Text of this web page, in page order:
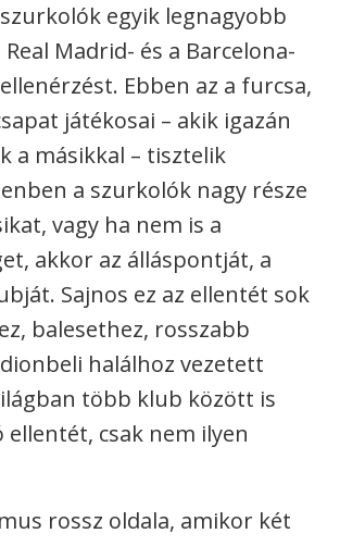
egyik legnagyobb
Madrid- és a Barcelona-
Ebben az a furcsa,
játékosai – akik igazán
a másikkal – tisztelik
a szurkolók nagy része
vagy ha nem is a
akkor az álláspontját, a
Sajnos ez az ellentét sok
balesethez, rosszabb
halálhoz vezetett
több klub között is
ellentét, csak nem ilyen
rossz oldala, amikor két